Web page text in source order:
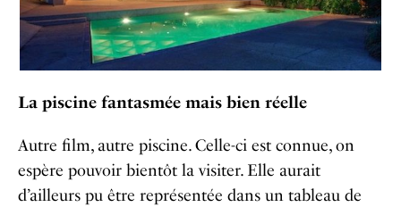
La piscine fantasmée mais bien réelle
Autre film, autre piscine. Celle-ci est connue, on
espère pouvoir bientôt la visiter. Elle aurait
d’ailleurs pu être représentée dans un tableau de